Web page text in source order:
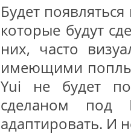
Будет
которые будут
них, часто
имеющими
Yui не будет
сделаном под
адаптировать. И